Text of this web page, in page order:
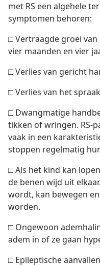
met RS een algehele
symptomen behoren:
□ Vertraagde groei
vier maanden en vier
□ Verlies van gericht
□ Verlies van het
□ Dwangmatige
tikken of wringen. RS-
vaak in een
stoppen regelmatig
□ Als het kind kan
de benen wijd uit
wordt, kan bewegen
worden.
□ Ongewoon
adem in of ze gaan
□ Epileptische